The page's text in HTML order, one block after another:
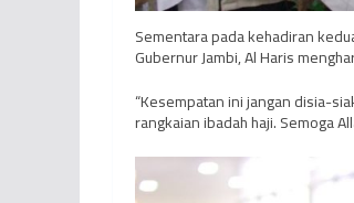
Sementara pada kehadiran
Gubernur Jambi, Al Haris
“Kesempatan ini jangan disia-
rangkaian ibadah haji. Semoga